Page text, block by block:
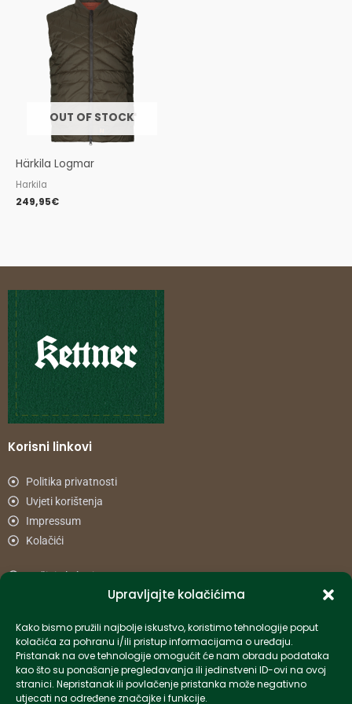
Upravljajte kolačićima
Kako bismo pružili najbolje iskustvo, koristimo tehnologije poput
kolačića za pohranu i/ili pristup informacijama o uređaju.
Pristanak na ove tehnologije omogućit će nam obradu podataka
kao što su ponašanje pregledavanja ili jedinstveni ID-ovi na ovoj
stranici. Nepristanak ili povlačenje pristanka može negativno
utjecati na određene značajke i funkcije.
OUT OF STOCK
Härkila Logmar
Harkila
249,95€
Korisni linkovi
Politika privatnosti
Uvjeti korištenja
Impressum
Kolačići
Načini plaćanja
Informacije
info-hr@kettner.com